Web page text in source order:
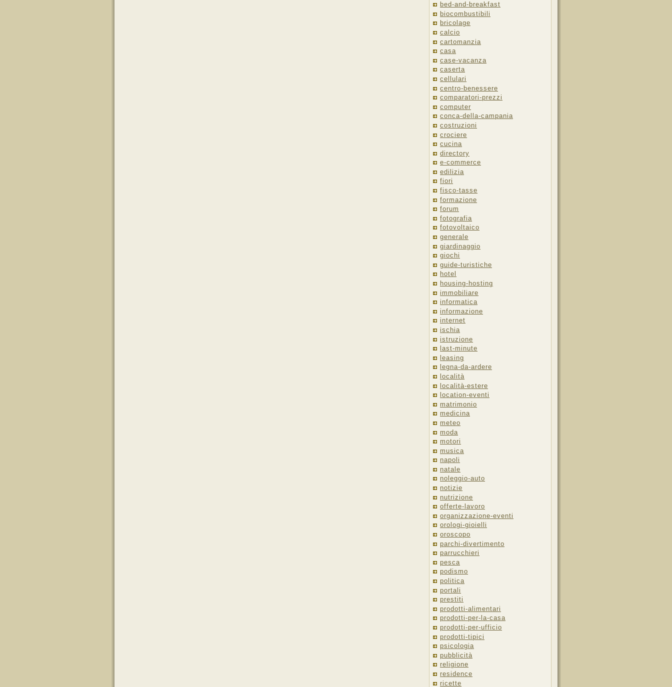
bed-and-breakfast
biocombustibili
bricolage
calcio
cartomanzia
casa
case-vacanza
caserta
cellulari
centro-benessere
comparatori-prezzi
computer
conca-della-campania
costruzioni
crociere
cucina
directory
e-commerce
edilizia
fiori
fisco-tasse
formazione
forum
fotografia
fotovoltaico
generale
giardinaggio
giochi
guide-turistiche
hotel
housing-hosting
immobiliare
informatica
informazione
internet
ischia
istruzione
last-minute
leasing
legna-da-ardere
località
località-estere
location-eventi
matrimonio
medicina
meteo
moda
motori
musica
napoli
natale
noleggio-auto
notizie
nutrizione
offerte-lavoro
organizzazione-eventi
orologi-gioielli
oroscopo
parchi-divertimento
parrucchieri
pesca
podismo
politica
portali
prestiti
prodotti-alimentari
prodotti-per-la-casa
prodotti-per-ufficio
prodotti-tipici
psicologia
pubblicità
religione
residence
ricette